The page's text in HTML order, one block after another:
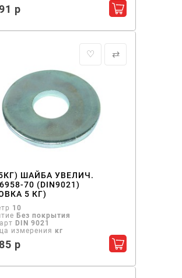
р Добавить в
♡ ⇄
ШАЙБА УВЕЛИЧ.
70 (DIN9021)
5 КГ)
10
Без покрытия
DIN 9021
измерения кг
р Добавить в